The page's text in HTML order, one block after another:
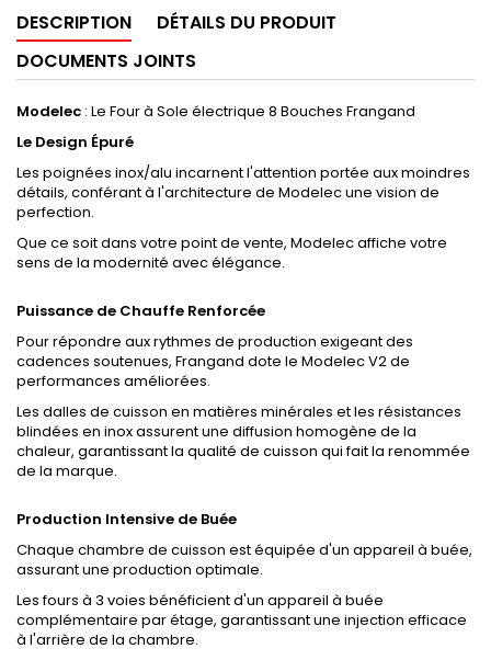
DESCRIPTION
DÉTAILS DU PRODUIT
DOCUMENTS JOINTS
Modelec : Le Four à Sole électrique 8 Bouches Frangand
Le Design Épuré
Les poignées inox/alu incarnent l'attention portée aux moindres
détails, conférant à l'architecture de Modelec une vision de
perfection.
Que ce soit dans votre point de vente, Modelec affiche votre
sens de la modernité avec élégance.
Puissance de Chauffe Renforcée
Pour répondre aux rythmes de production exigeant des
cadences soutenues, Frangand dote le Modelec V2 de
performances améliorées.
Les dalles de cuisson en matières minérales et les résistances
blindées en inox assurent une diffusion homogène de la
chaleur, garantissant la qualité de cuisson qui fait la renommée
de la marque.
Production Intensive de Buée
Chaque chambre de cuisson est équipée d'un appareil à buée,
assurant une production optimale.
Les fours à 3 voies bénéficient d'un appareil à buée
complémentaire par étage, garantissant une injection efficace
à l'arrière de la chambre.